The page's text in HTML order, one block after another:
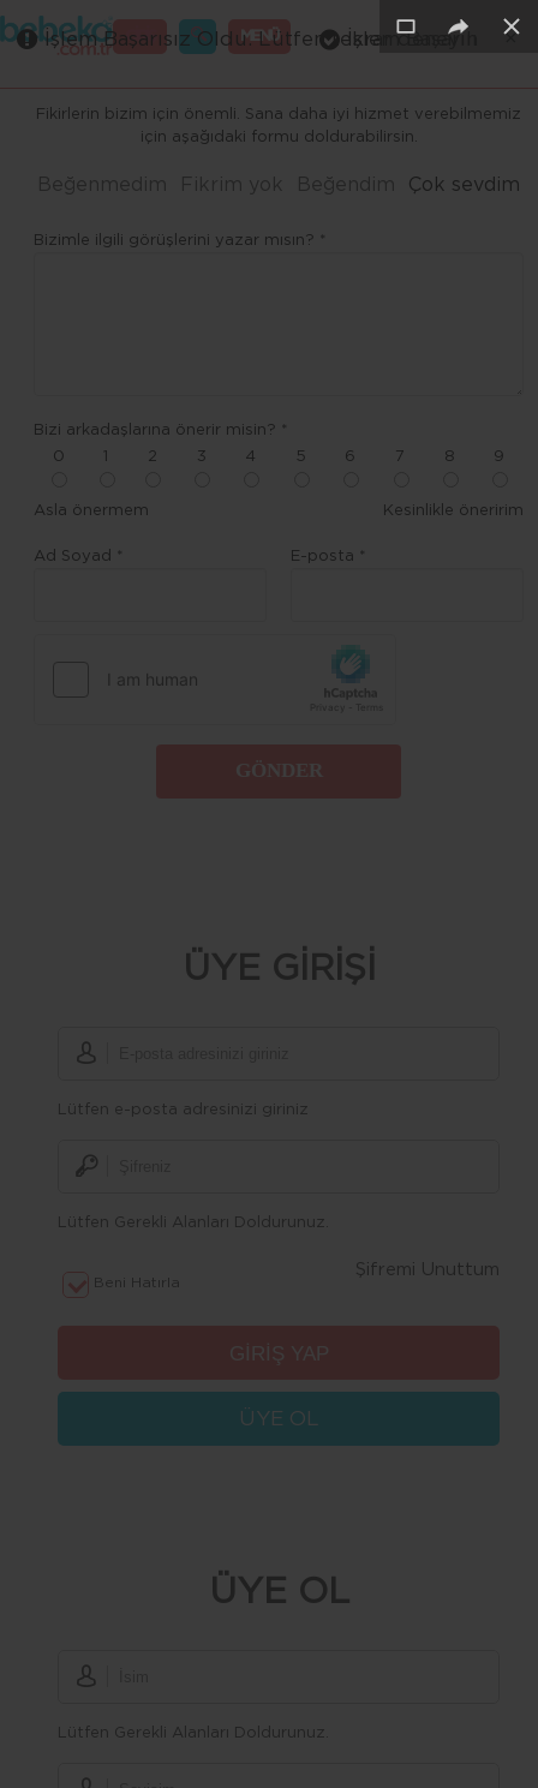
MENÜ
GİRİŞ
Fikirlerin bizim için önemli. Sana daha iyi hizmet verebilmemiz
için aşağıdaki formu doldurabilirsin.
Beğenmedim Fikrim yok Beğendim Çok sevdim
Bizimle ilgili görüşlerini yazar mısın? *
Bizi arkadaşlarına önerir misin? *
0
2 3 4 5 6 7 8 9
Asla önermem Kesinlikle öneririm
Ad Soyad * E-posta *
×
ÜYE GİRİŞİ
Lütfen e-posta adresinizi giriniz
Lütfen Gerekli Alanları Doldurunuz.
Beni Hatırla
Şifremi Unuttum
ÜYE OL
×
ÜYE OL
Lütfen Gerekli Alanları Doldurunuz.
×
İşlem Başarılı ×
İşlem Başarısız Oldu. Lütfen tekrar deneyin ×